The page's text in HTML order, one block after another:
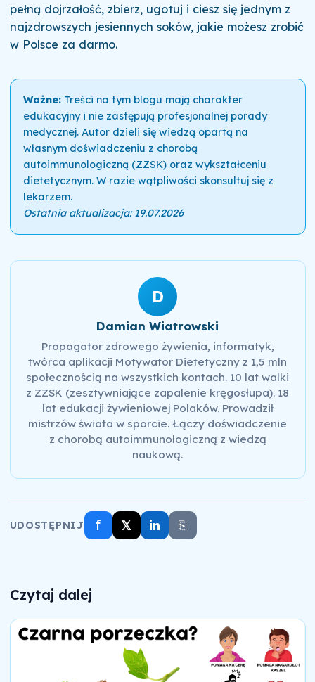
pełną dojrzałość, zbierz, ugotuj i ciesz się jednym z
najzdrowszych jesiennych soków, jakie możesz zrobić
w Polsce za darmo.
Ważne:Treści na tym blogu mają charakter
edukacyjny i nie zastępują profesjonalnej porady
medycznej. Autor dzieli się wiedzą opartą na
własnym doświadczeniu z chorobą
autoimmunologiczną (ZZSK) oraz wykształceniu
dietetycznym. W razie wątpliwości skonsultuj się z
lekarzem.
Ostatnia aktualizacja: 19.07.2026
D
Damian Wiatrowski
Propagator zdrowego żywienia, informatyk,
twórca aplikacji Motywator Dietetyczny z 1,5 mln
społecznością na wszystkich kontach. 10 lat walki
z ZZSK (zesztywniające zapalenie kręgosłupa). 18
lat edukacji żywieniowej Polaków. Prowadził
mistrzów świata w sporcie. Łączy doświadczenie
z chorobą autoimmunologiczną z wiedzą
naukową.
UDOSTĘPNIJ f 𝕏 in ⎘
Czytaj dalej